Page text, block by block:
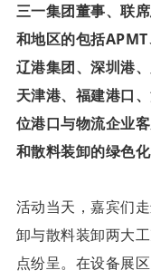
三一集团董事、联
和地区的包括APMT
辽港集团、深圳港
天津港、福建港口
位港口与物流企业
和散料装卸的绿色
活动当天，嘉宾们
卸与散料装卸两大
点纷呈。在设备展